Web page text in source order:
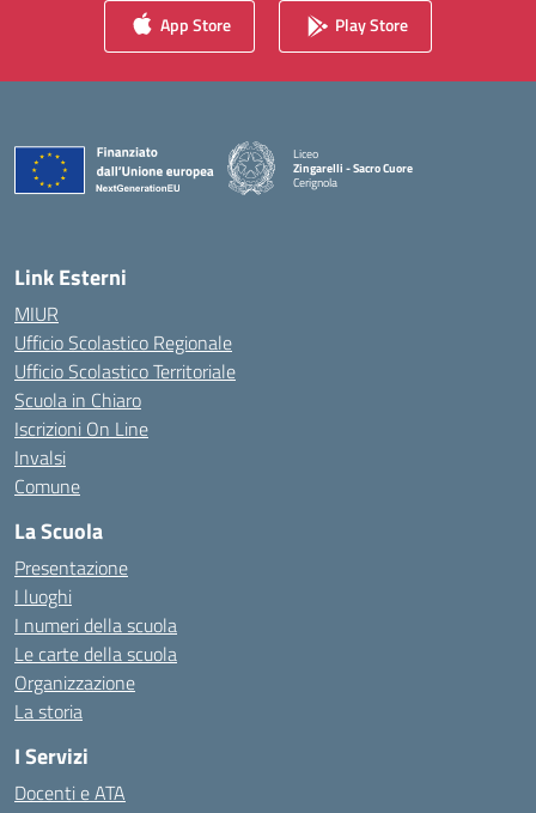
App Store Play Store
Liceo
Zingarelli - Sacro Cuore
Cerignola
— Visita la pagina iniziale della scuola
Link Esterni
MIUR
Ufficio Scolastico Regionale
Ufficio Scolastico Territoriale
Scuola in Chiaro
Iscrizioni On Line
Invalsi
Comune
La Scuola
Presentazione
I luoghi
I numeri della scuola
Le carte della scuola
Organizzazione
La storia
I Servizi
Docenti e ATA